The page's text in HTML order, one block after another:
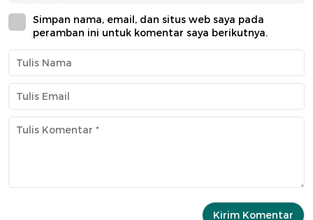
Simpan nama, email, dan situs web saya pada
peramban ini untuk komentar saya berikutnya.